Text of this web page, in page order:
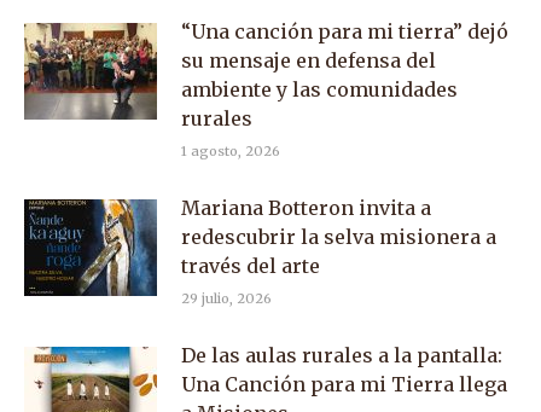
“Una canción para mi tierra” dejó
su mensaje en defensa del
ambiente y las comunidades
rurales
1 agosto, 2026
Mariana Botteron invita a
redescubrir la selva misionera a
través del arte
29 julio, 2026
De las aulas rurales a la pantalla:
Una Canción para mi Tierra llega